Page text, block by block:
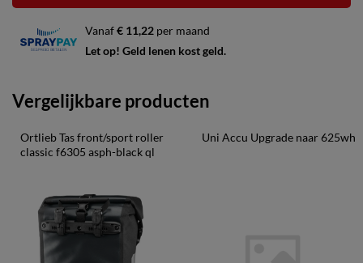
Vanaf€ 11,22 per maand
Let op! Geld lenen kost geld.
Vergelijkbare producten
Ortlieb Tas front/sport roller
classic f6305 asph-black ql
Uni Accu Upgrade naar 625wh